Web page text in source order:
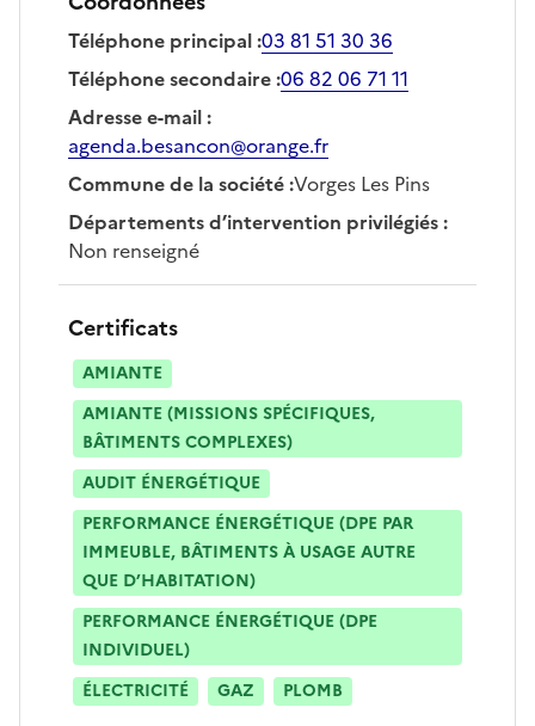
Téléphone principal:03 81 51 30 36
Téléphone secondaire:06 82 06 71 11
Adresse e-mail:
agenda.besancon@orange.fr
Commune de la société:Vorges Les Pins
Départements d’intervention privilégiés:
Non renseigné
Certificats
AMIANTE
AMIANTE (MISSIONS SPÉCIFIQUES,
BÂTIMENTS COMPLEXES)
AUDIT ÉNERGÉTIQUE
PERFORMANCE ÉNERGÉTIQUE (DPE PAR
IMMEUBLE, BÂTIMENTS À USAGE AUTRE
QUE D’HABITATION)
PERFORMANCE ÉNERGÉTIQUE (DPE
INDIVIDUEL)
ÉLECTRICITÉ
GAZ PLOMB